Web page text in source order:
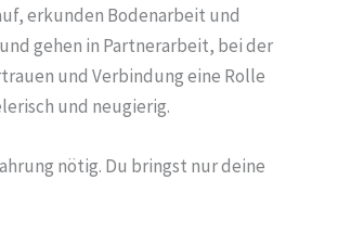
erkunden Bodenarbeit und
gehen in Partnerarbeit, bei der
und Verbindung eine Rolle
und neugierig.
nötig. Du bringst nur deine